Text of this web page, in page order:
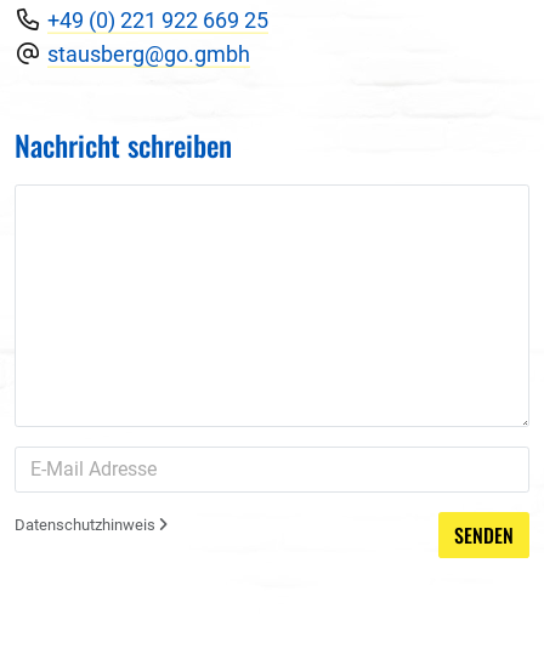
+49 (0) 221 922 669 25
stausberg@go.gmbh
Nachricht schreiben
Datenschutzhinweis SENDEN